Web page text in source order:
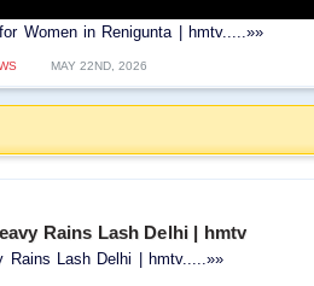
in Renigunta | hmtv.....»»
MAY 22ND, 2026
Rains Lash Delhi | hmtv
Lash Delhi | hmtv.....»»